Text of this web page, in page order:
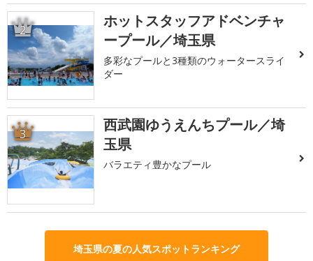
2
ホットスタッフアドベンチャ
ープール／埼玉県
多彩なプールと3種類のウォータースライ
ダー
3
西武園ゆうえんちプール／埼
玉県
バラエティ豊かなプール
埼玉県の夏の人気スポットランキング